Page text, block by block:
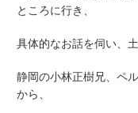
ところに行き、
具体的なお話を伺い、
静岡の小林正樹兄、ペ
から、